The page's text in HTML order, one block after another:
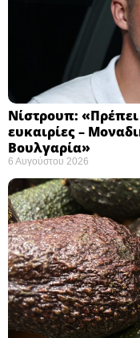
Νίστρουπ:
ευκαιρίες –
Βουλγαρία» ​
6 Αυγούστου 2026